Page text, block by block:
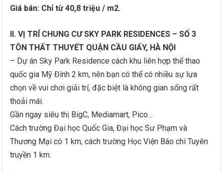
Giá bán: Chỉ từ 40,8 triệu / m2.
II. VỊ TRÍ CHUNG CƯ SKY PARK RESIDENCES – SỐ 3
TÔN THẤT THUYẾT QUẬN CẦU GIẤY, HÀ NỘI
– Dự án Sky Park Residence cách khu liên hợp thể thao
quốc gia Mỹ Đình 2 km, nên bạn có thể có nhiều sự lựa
chọn về vui chơi giải trí, đặc biệt là không gian sống rất
thoải mái.
Gần ngay siêu thị BigC, Mediamart, Pico…
Cách trường Đại học Quốc Gia, Đại học Sư Phạm và
Thương Mại có 1 km, cách trường Học Viện Báo chí Tuyên
truyền 1 km.